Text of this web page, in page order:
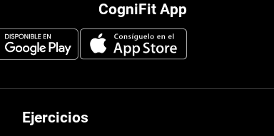
CogniFit App
Ejercicios